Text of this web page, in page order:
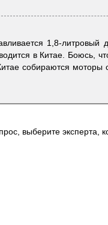
1,8-литровый
в Китае. Боюсь,
собираются
выберите эксперта,